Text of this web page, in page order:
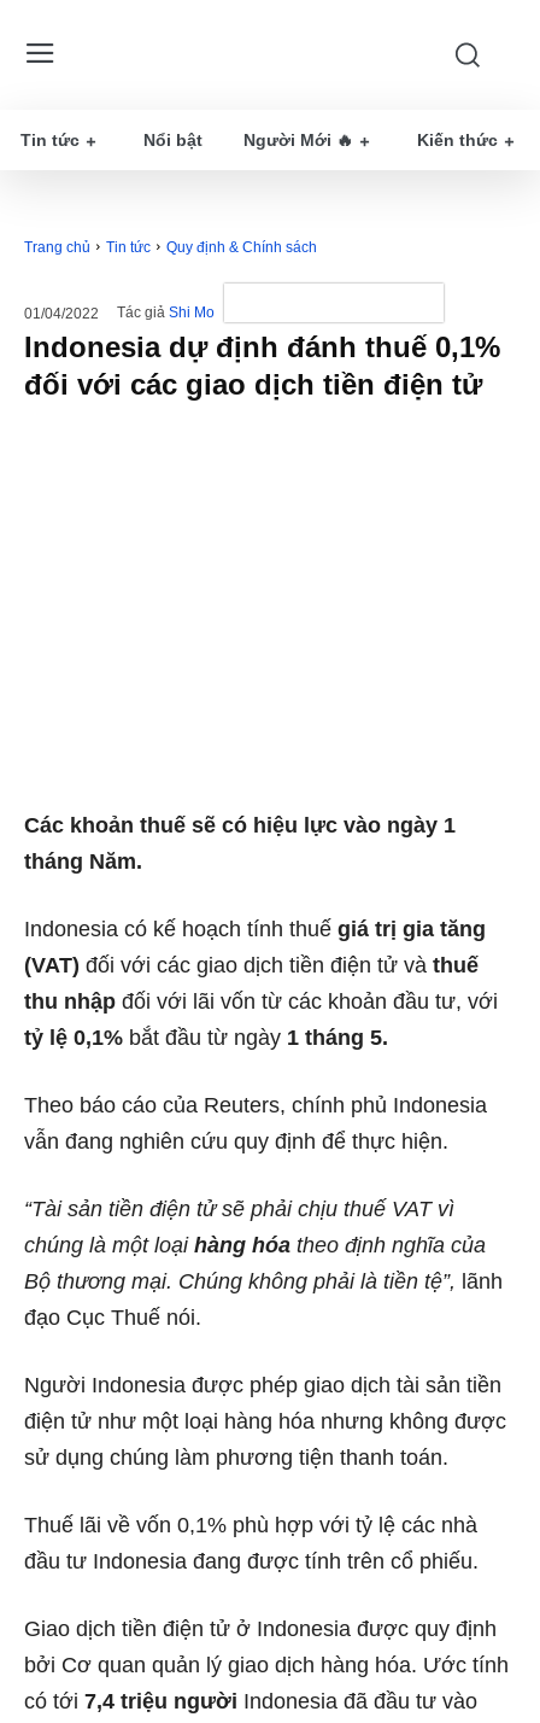
Tin tức Nổi bật Người Mới 🔥 Kiến thức
Trang chủ Tin tức Quy định & Chính sách
01/04/2022 Tác giả Shi Mo
Indonesia dự định đánh thuế 0,1%
đối với các giao dịch tiền điện tử
Các khoản thuế sẽ có hiệu lực vào ngày 1
tháng Năm.
Indonesia có kế hoạch tính thuế giá trị gia tăng
(VAT) đối với các giao dịch tiền điện tử và thuế
thu nhập đối với lãi vốn từ các khoản đầu tư, với
tỷ lệ 0,1% bắt đầu từ ngày 1 tháng 5.
Theo báo cáo của Reuters, chính phủ Indonesia
vẫn đang nghiên cứu quy định để thực hiện.
“Tài sản tiền điện tử sẽ phải chịu thuế VAT vì
chúng là một loại hàng hóa theo định nghĩa của
Bộ thương mại. Chúng không phải là tiền tệ”, lãnh
đạo Cục Thuế nói.
Người Indonesia được phép giao dịch tài sản tiền
điện tử như một loại hàng hóa nhưng không được
sử dụng chúng làm phương tiện thanh toán.
Thuế lãi về vốn 0,1% phù hợp với tỷ lệ các nhà
đầu tư Indonesia đang được tính trên cổ phiếu.
Giao dịch tiền điện tử ở Indonesia được quy định
bởi Cơ quan quản lý giao dịch hàng hóa. Ước tính
có tới 7,4 triệu người Indonesia đã đầu tư vào